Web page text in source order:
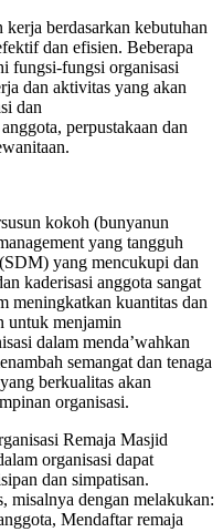
berdasarkan kebutuhan
dan efisien. Beberapa
fungsi-fungsi organisasi
dan aktivitas yang akan
dan
perpustakaan dan
kokoh (bunyanun
yang tangguh
yang mencukupi dan
kaderisasi anggota sangat
meningkatkan kuantitas dan
untuk menjamin
dalam menda’wahkan
semangat dan tenaga
berkualitas akan
organisasi.
Remaja Masjid
organisasi dapat
dan simpatisan.
misalnya dengan melakukan:
Mendaftar remaja